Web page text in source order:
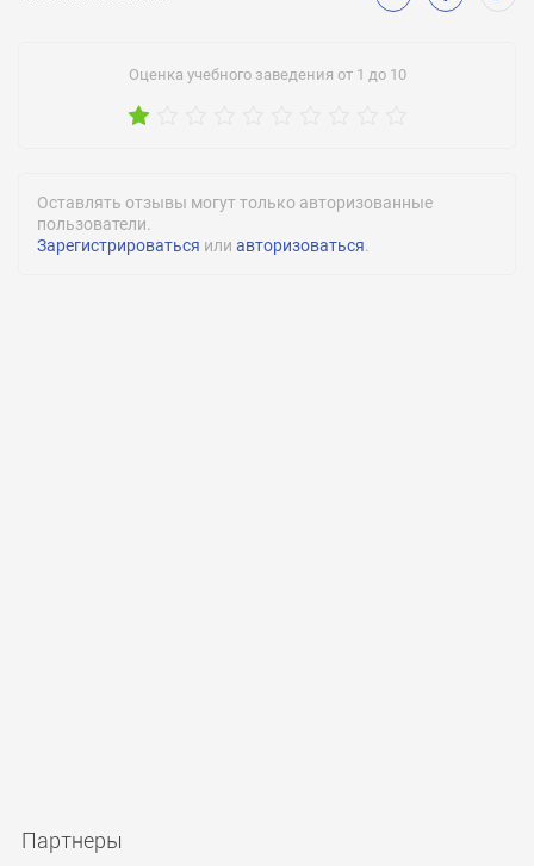
Оценка учебного заведения от 1 до 10
Оставлять отзывы могут только авторизованные
пользователи.
Зарегистрироваться или авторизоваться.
Партнеры